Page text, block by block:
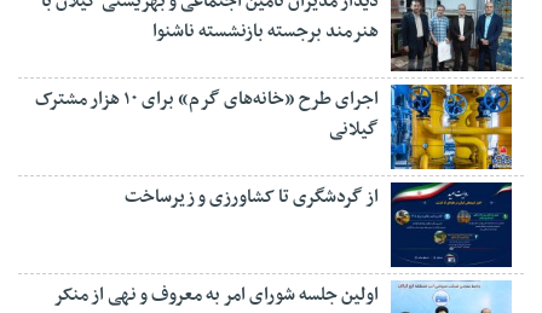
هنرمند برجسته بازنشسته ناشنوا
اجرای طرح «خانه‌های گرم» برای ۱۰ هزار مشترک
گیلانی
از گردشگری تا کشاورزی و زیرساخت
اولین جلسه شورای امر به معروف و نهی از منکر